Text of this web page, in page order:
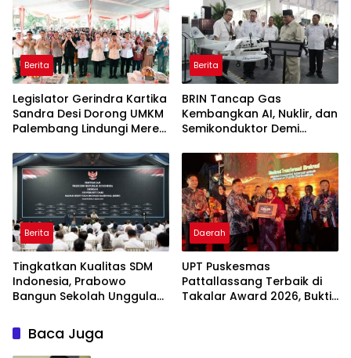
Berita
Legislator Gerindra Kartika
Sandra Desi Dorong UMKM
Palembang Lindungi Merek
Berita
BRIN Tancap Gas
Kembangkan AI, Nuklir, dan
Semikonduktor Demi
Indonesia
Berita
Tingkatkan Kualitas SDM
Indonesia, Prabowo
Bangun Sekolah Unggulan
Terbaik Dunia
Daerah
UPT Puskesmas
Pattallassang Terbaik di
Takalar Award 2026, Bukti
Baca Juga